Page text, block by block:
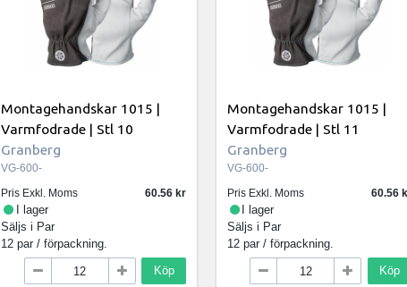
Montagehandskar 1015 |
Varmfodrade | Stl 10
Granberg
VG-600-
Pris Exkl. Moms
60.56
I lager
Säljs i Par
12 par / förpackning.
Köp
Montagehandskar 1015 |
Varmfodrade | Stl 11
Granberg
VG-600-
Pris Exkl. Moms
60.56
I lager
Säljs i Par
12 par / förpackning.
Köp